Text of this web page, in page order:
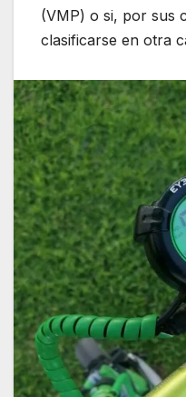
(VMP) o si, por sus
clasificarse en otra